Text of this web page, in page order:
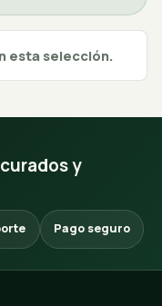
esta selección.
y
Pago seguro